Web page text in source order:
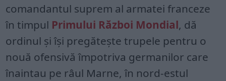
comandantul suprem al armatei franceze
în timpul Primului Război Mondial, dă
ordinul și își pregătește trupele pentru o
nouă ofensivă împotriva germanilor care
înaintau pe râul Marne, în nord-estul